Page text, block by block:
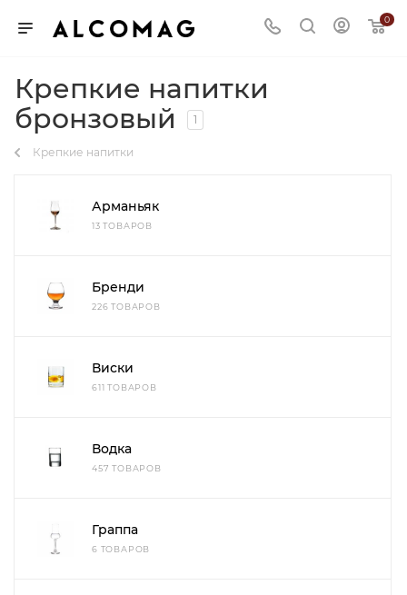
0
Крепкие напитки
бронзовый
1
Крепкие напитки
Арманьяк
13 ТОВАРОВ
Бренди
226 ТОВАРОВ
Виски
611 ТОВАРОВ
Водка
457 ТОВАРОВ
Граппа
6 ТОВАРОВ